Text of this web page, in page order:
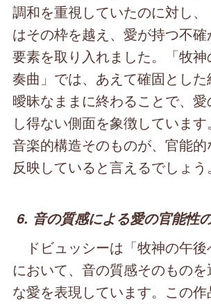
調和を重視していたのに対し
はその枠を越え、愛が持つ不
要素を取り入れました。「牧
奏曲」では、あえて確固とした
曖昧なままに終わることで、
し得ない側面を象徴していま
音楽的構造そのものが、官能
反映していると言えるでしょう。
6. 音の質感による愛の官能性
ドビュッシーは「牧神の午後
において、音の質感そのもの
な愛を表現しています。この